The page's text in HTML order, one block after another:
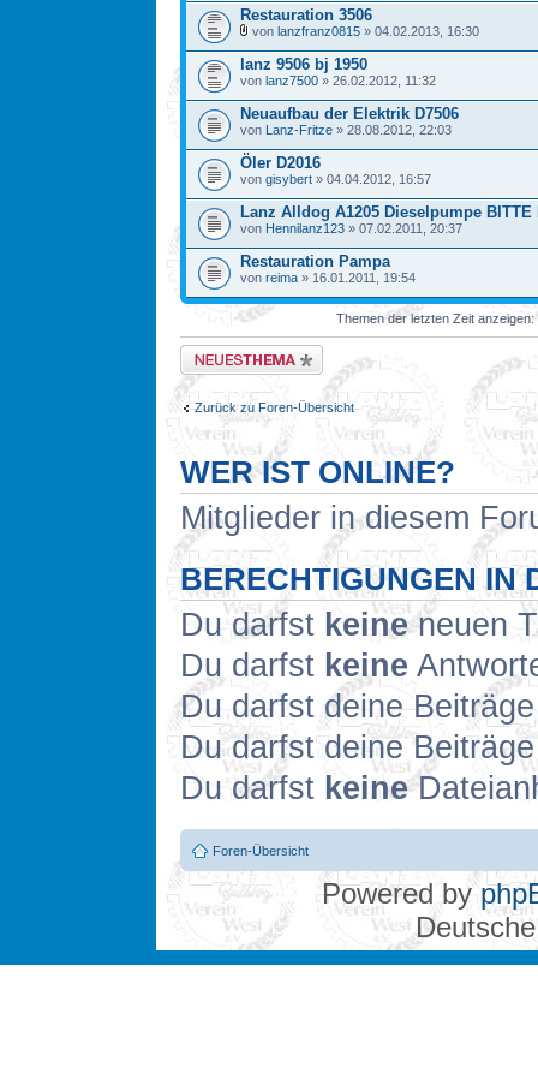
Restauration 3506
von lanzfranz0815 » 04.02.2013, 16:30
lanz 9506 bj 1950
von lanz7500 » 26.02.2012, 11:32
Neuaufbau der Elektrik D7506
von Lanz-Fritze » 28.08.2012, 22:03
Öler D2016
von gisybert » 04.04.2012, 16:57
Lanz Alldog A1205 Dieselpumpe BITTE
von Hennilanz123 » 07.02.2011, 20:37
Restauration Pampa
von reima » 16.01.2011, 19:54
Themen der letzten Zeit anzeigen:
Neues Thema erstellen
Zurück zu Foren-Übersicht
WER IST ONLINE?
Mitglieder in diesem
BERECHTIGUNGEN IN
Du darfst keineneuen
Du darfst keine
Du darfst deine
Du darfst deine
Du darfst keine
Foren-Übersicht
Powered by